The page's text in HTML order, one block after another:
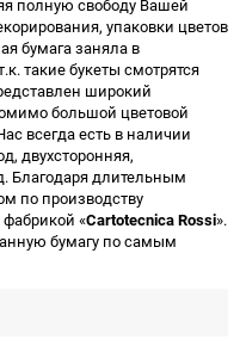
полную свободу Вашей
упаковки цветов
бумага заняла в
такие букеты смотрятся
широкий
большой цветовой
всегда есть в наличии
двухсторонняя,
Благодаря длительным
по производству
«Cartotecnica Rossi».
бумагу по самым